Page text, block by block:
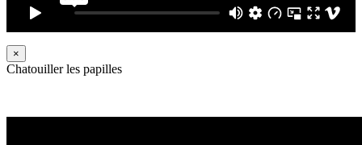
×
Chatouiller les papilles